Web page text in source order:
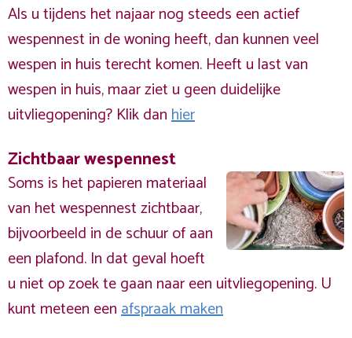
Als u tijdens het najaar nog steeds een actief
wespennest in de woning heeft, dan kunnen veel
wespen in huis terecht komen. Heeft u last van
wespen in huis, maar ziet u geen duidelijke
uitvliegopening? Klik danhier
Zichtbaar wespennest
Soms is het papieren materiaal
van het wespennest zichtbaar,
bijvoorbeeld in de schuur of aan
een plafond. In dat geval hoeft
u niet op zoek te gaan naar een uitvliegopening. U
kunt meteen eenafspraak maken